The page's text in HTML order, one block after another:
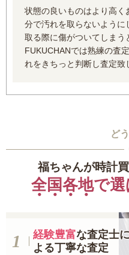
状態の良いものはより高く
分で汚れを取らないように
取る際に傷がついてしまう
FUKUCHANでは熟練の査
れをきちっと判断し査定致
ど
福ちゃんが時計
全国各地で
経験豊富な査定士
よる丁寧な査定